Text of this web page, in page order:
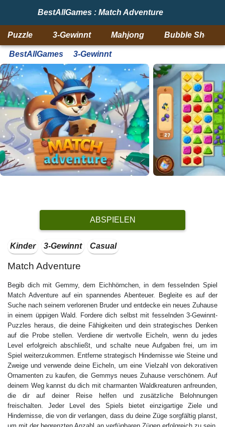
BestAllGames : Match Adventure
Puzzle 3-Gewinnt Mahjong Bubble Shooter
BestAllGames 3-Gewinnt
ABSPIELEN
Kinder 3-Gewinnt Casual
Match Adventure
Begib dich mit Gemmy, dem Eichhörnchen, in dem fesselnden Spiel
Match Adventure auf ein spannendes Abenteuer. Begleite es auf der
Suche nach seinem verlorenen Bruder und entdecke ein neues Zuhause
in einem üppigen Wald. Fordere dich selbst mit fesselnden 3-Gewinnt-
Puzzles heraus, die deine Fähigkeiten und dein strategisches Denken
auf die Probe stellen. Verdiene dir wertvolle Eicheln, wenn du jedes
Level erfolgreich abschließt, und schalte neue Aufgaben frei, um im
Spiel weiterzukommen. Entferne strategisch Hindernisse wie Steine und
Zweige und verwende deine Eicheln, um eine Vielzahl von dekorativen
Ornamenten zu kaufen, die Gemmys neues Zuhause verschönern. Auf
deinem Weg kannst du dich mit charmanten Waldkreaturen anfreunden,
die dir auf deiner Reise helfen und zusätzliche Belohnungen
freischalten. Jeder Level des Spiels bietet einzigartige Ziele und
Hindernisse, die von dir verlangen, dass du deine Züge sorgfältig planst,